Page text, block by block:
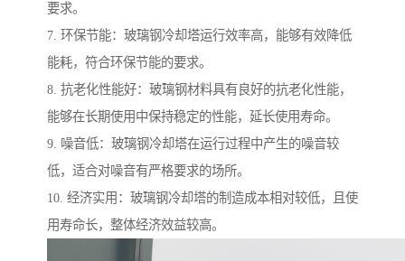
要求。
7. 环保节能：玻璃钢冷却塔运行效率高，能够有效降低
能耗，符合环保节能的要求。
8. 抗老化性能好：玻璃钢材料具有良好的抗老化性能，
能够在长期使用中保持稳定的性能，延长使用寿命。
9. 噪音低：玻璃钢冷却塔在运行过程中产生的噪音较
低，适合对噪音有严格要求的场所。
10. 经济实用：玻璃钢冷却塔的制造成本相对较低，且使
用寿命长，整体经济效益较高。